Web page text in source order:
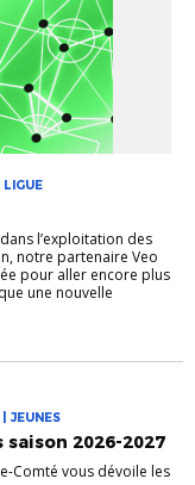
l’exploitation des
notre partenaire Veo
pour aller encore plus
une nouvelle
JEUNES
2026-2027
Comté vous dévoile les